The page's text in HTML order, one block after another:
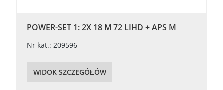
POWER-SET 1: 2X 18 M 72 LIHD + APS M
Nr kat.: 209596
WIDOK SZCZEGÓŁÓW